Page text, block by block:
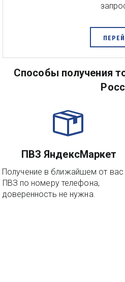
Способы получения
ПВЗ ЯндексМаркет
Получение в ближайшем от вас
ПВЗ по номеру телефона,
доверенность не нужна.